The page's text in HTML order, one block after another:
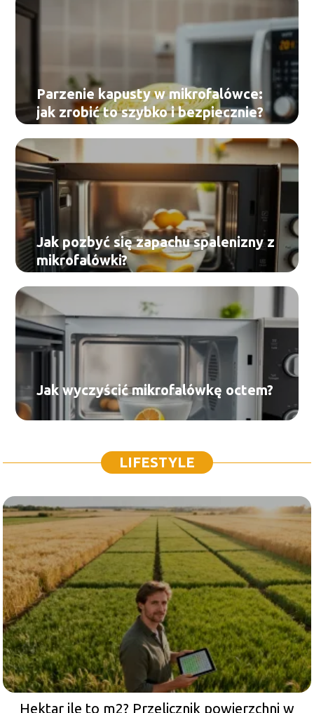
Parzenie kapusty w mikrofalówce:
jak zrobić to szybko i bezpiecznie?
Jak pozbyć się zapachu spalenizny z
mikrofalówki?
Jak wyczyścić mikrofalówkę octem?
LIFESTYLE
Hektar ile to m2? Przelicznik powierzchni w